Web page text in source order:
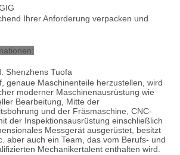
Ihrer Anforderung verpacken und
Shenzhens Tuofa
genaue Maschinenteile herzustellen, wird
moderner Maschinenausrüstung wie
Bearbeitung, Mitte der
und der Fräsmaschine, CNC-
der Inspektionsausrüstung einschließlich
Messgerät ausgerüstet, besitzt
aber auch ein Team, das vom Berufs- und
Mechanikertalent enthalten wird.